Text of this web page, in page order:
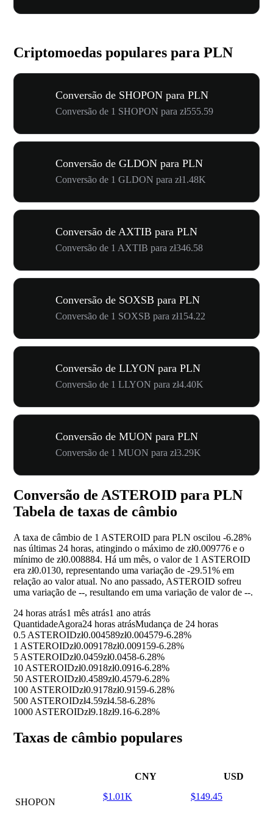
Criptomoedas populares para PLN
Conversão de SHOPON para PLN
Conversão de 1 SHOPON para zł555.59
Conversão de GLDON para PLN
Conversão de 1 GLDON para zł1.48K
Conversão de AXTIB para PLN
Conversão de 1 AXTIB para zł346.58
Conversão de SOXSB para PLN
Conversão de 1 SOXSB para zł154.22
Conversão de LLYON para PLN
Conversão de 1 LLYON para zł4.40K
Conversão de MUON para PLN
Conversão de 1 MUON para zł3.29K
Conversão de ASTEROID para PLN
Tabela de taxas de câmbio
A taxa de câmbio de 1 ASTEROID para PLN oscilou -6.28%
nas últimas 24 horas, atingindo o máximo de zł0.009776 e o
mínimo de zł0.008884. Há um mês, o valor de 1 ASTEROID
era zł0.0130, representando uma variação de -29.51% em
relação ao valor atual. No ano passado, ASTEROID sofreu
uma variação de --, resultando em uma variação de valor de --.
24 horas atrás1 mês atrás1 ano atrás
QuantidadeAgora24 horas atrásMudança de 24 horas
0.5 ASTEROIDzł0.004589zł0.004579-6.28%
1 ASTEROIDzł0.009178zł0.009159-6.28%
5 ASTEROIDzł0.0459zł0.0458-6.28%
10 ASTEROIDzł0.0918zł0.0916-6.28%
50 ASTEROIDzł0.4589zł0.4579-6.28%
100 ASTEROIDzł0.9178zł0.9159-6.28%
500 ASTEROIDzł4.59zł4.58-6.28%
1000 ASTEROIDzł9.18zł9.16-6.28%
Taxas de câmbio populares
CNY USD
SHOPON
$1.01K $149.45